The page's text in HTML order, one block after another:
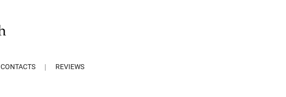
CONTACTS REVIEWS